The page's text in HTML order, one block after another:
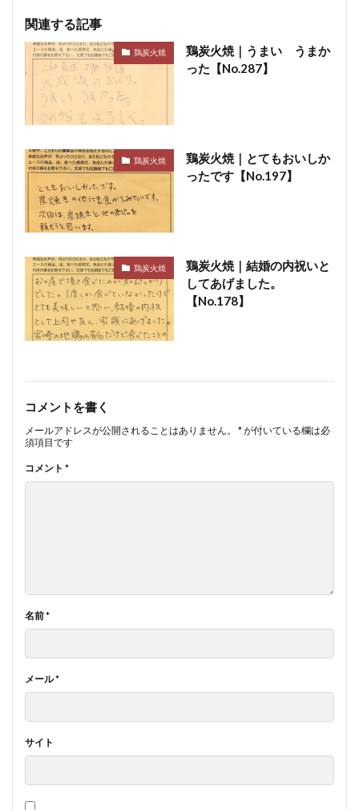
関連する記事
鶏炭火焼
鶏炭火焼｜うまい うまか
った【No.287】
鶏炭火焼
鶏炭火焼｜とてもおいしか
ったです【No.197】
鶏炭火焼
鶏炭火焼｜結婚の内祝いと
してあげました。
【No.178】
コメントを書く
メールアドレスが公開されることはありません。 *が付いている欄は必
須項目です
コメント *
名前*
メール*
サイト